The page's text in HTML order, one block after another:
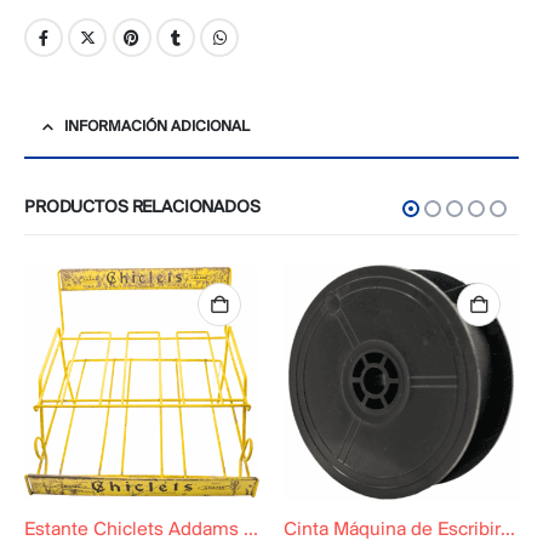
INFORMACIÓN ADICIONAL
PRODUCTOS RELACIONADOS
Estante Chiclets Addams Original Cinta Máquina de Escribir 5 metros